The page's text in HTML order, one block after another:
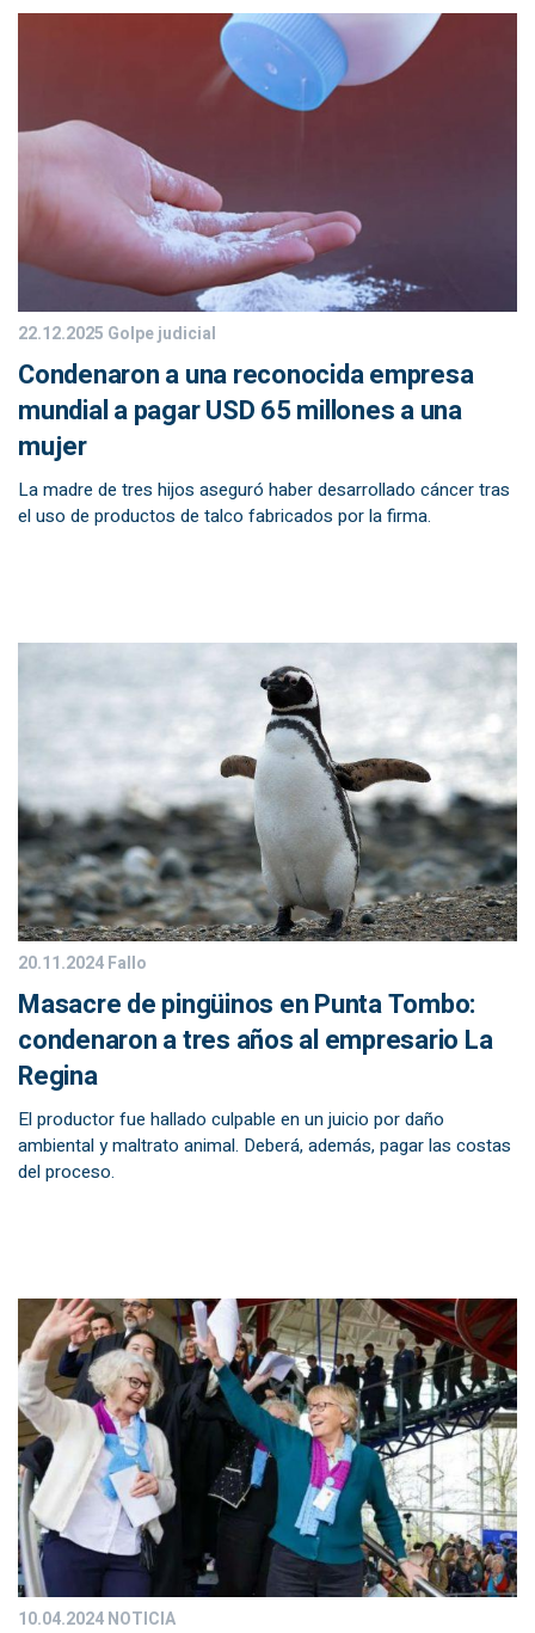
22.12.2025 Golpe judicial
Condenaron a una reconocida empresa
mundial a pagar USD 65 millones a una
mujer
La madre de tres hijos aseguró haber desarrollado cáncer tras
el uso de productos de talco fabricados por la firma.
20.11.2024Fallo
Masacre de pingüinos en Punta Tombo:
condenaron a tres años al empresario La
Regina
El productor fue hallado culpable en un juicio por daño
ambiental y maltrato animal. Deberá, además, pagar las costas
del proceso.
10.04.2024NOTICIA